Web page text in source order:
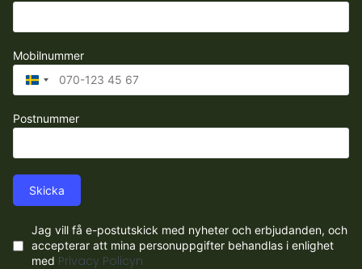
Mobilnummer
Sweden
+46
Postnummer
Skicka
Jag vill få e-postutskick med nyheter och erbjudanden, och
accepterar att mina personuppgifter behandlas i enlighet
med Privacy Policyn